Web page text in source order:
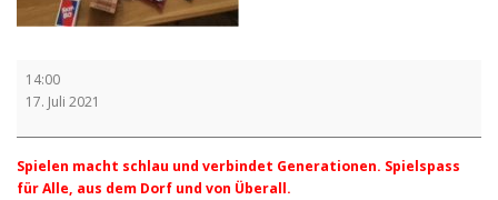
14:00
17. Juli 2021
Spielen macht schlau und verbindet Generationen. Spielspass
für Alle, aus dem Dorf und von Überall.